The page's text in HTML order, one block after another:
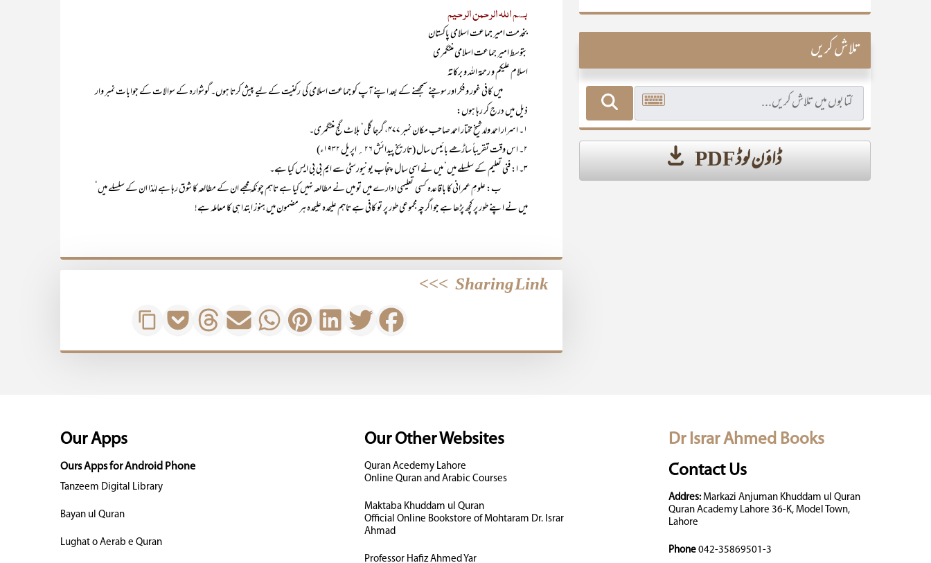
بسم اللہ الرحمن الرحیم
بخدمت امیر جماعت اسلامی پاکستان
بتوسط امیر جماعت اسلامی منٹگمری
اسلام علیکم و رحمۃ اللہ و برکاتہٗ
میں کافی غور و فکر اور سوچنے سمجھنے کے بعد اپنے آپ کو جماعت اسلامی کی رکنیت کے لیے پیش کرتا ہوں۔ گوشوارہ کے سوالات کے جوابات نمبر وار
ذیل میں درج کر رہا ہوں:
۱۔ اسرار احمد ولد شیخ مختار احمد صاحب مکان نمبر ۴۷۷، گرجا گلی‘ بلاٹ گج منٹگمری۔
۲۔ اس وقت تقریباً ساڑھے بائیس سال (تاریخ پیدائش ۲۶؍ اپریل ۱۹۳۲ء)
۳۔ ا: فنی تعلیم کے سلسلے میں‘ میں نے اسی سال پنجاب یونیورسٹی سے ایم بی بی ایس کیا ہے۔
ب: علومِ عمرانی کا باقاعدہ کسی تعلیمی ادارے میں تو میں نے مطالعہ نہیں کیا ہے تاہم چونکہ مجھے ان کے مطالعہ کا شوق رہا ہے لہٰذا ان کے سلسلے میں‘
میں نے اپنے طور پر کچھ پڑھا ہے جو اگرچہ مجموعی طور پر تو کافی ہے تاہم علیحدہ علیحدہ ہر مضمون میں ہنوز ابتدا ہی کا معاملہ ہے!
Sharing Link
>>>
تلاش کریں
ڈاؤن لوڈ PDF
Dr Israr Ahmed Books
Contact Us
Addres:Markazi Anjuman Khuddam ul Quran
Quran Academy Lahore 36-K, Model Town,
Lahore
Phone 042-35869501-3
Our Other Websites
Quran Acedemy Lahore
Online Quran and Arabic Courses
Maktaba Khuddam ul Quran
Official Online Bookstore of Mohtaram Dr. Israr
Ahmad
Professor Hafiz Ahmed Yar
Our Apps
Ours Apps for Android Phone
Tanzeem Digital Library
Bayan ul Quran
Lughat o Aerab e Quran